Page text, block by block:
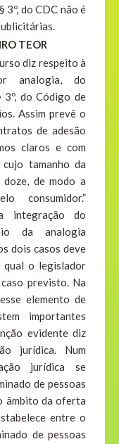
3º, do CDC não é
TEOR
diz respeito à
analogia, do
do Código de
Assim prevê o
de adesão
claros e com
tamanho da
de modo a
consumidor.”
integração do
da analogia
dois casos deve
o legislador
previsto. Na
elemento de
importantes
evidente diz
jurídica. Num
jurídica se
de pessoas
âmbito da oferta
entre o
de pessoas